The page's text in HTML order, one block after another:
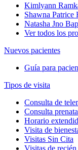
Kimlyann
Shawna
Natasha Jno
Ver todos los
Nuevos pacientes
Guía para
Tipos de visita
Consulta de
Consulta
Horario
Visita de
Visitas Sin Cita
Visitas de